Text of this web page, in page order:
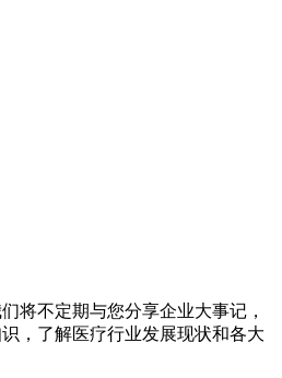
将不定期与您分享企业大事记，
，了解医疗行业发展现状和各大